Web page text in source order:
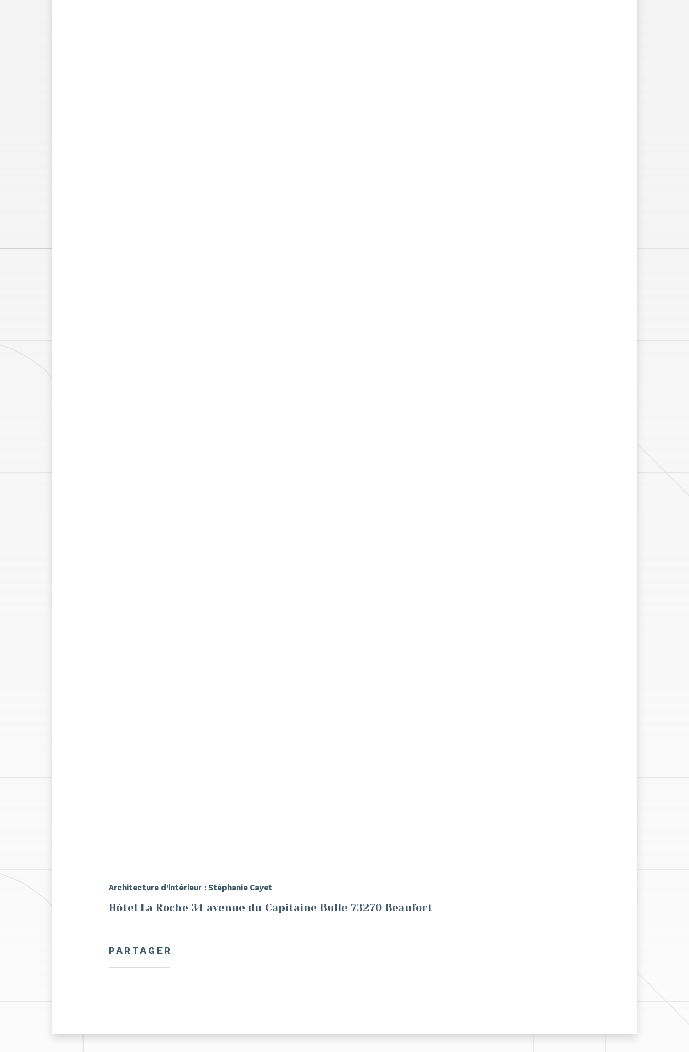
Architecture d’intérieur : Stéphanie Cayet
Hôtel La Roche 34 avenue du Capitaine Bulle 73270 Beaufort
PARTAGER